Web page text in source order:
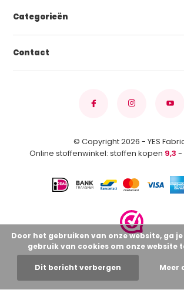
Categorieën
Contact
© Copyright 2026 - YES
Online stoffenwinkel: stoffen kopen 9,3 -
Door het gebruiken van onze website, ga
gebruik van cookies om onze website
Dit bericht verbergen Meer